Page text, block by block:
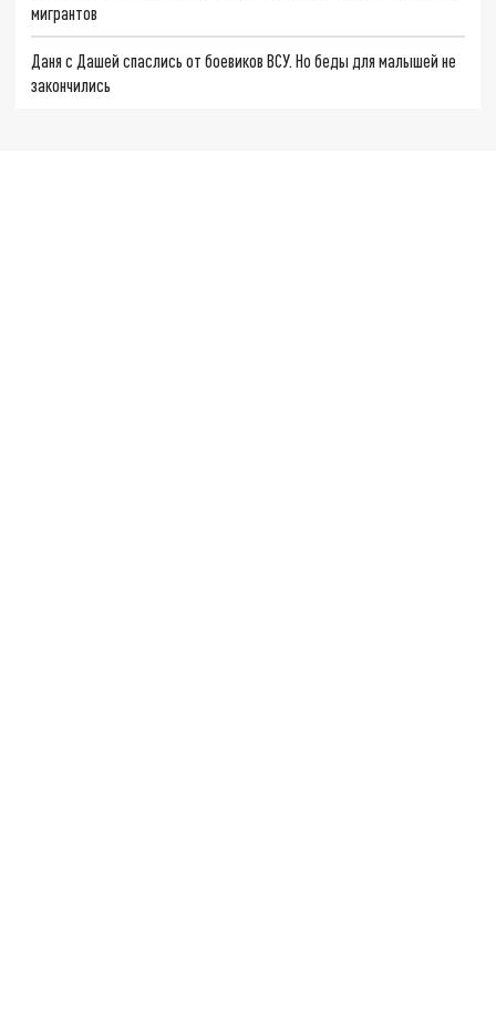
мигрантов
Даня с Дашей спаслись от боевиков ВСУ. Но беды для малышей не
закончились